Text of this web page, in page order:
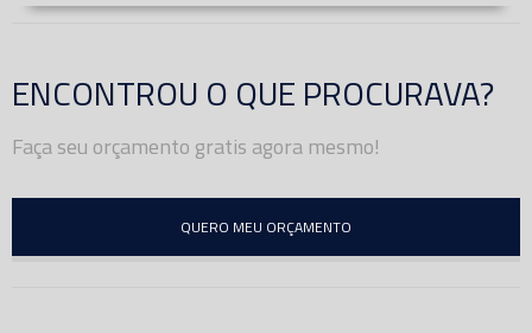
ENCONTROU O QUE PROCURAVA?
Faça seu orçamento gratis agora mesmo!
QUERO MEU ORÇAMENTO